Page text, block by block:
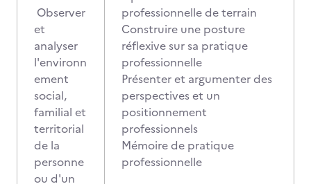
Observer
et
analyser
l'environn
ement
social,
familial et
territorial
de la
personne
ou d'un
professionnelle de terrain
Construire une posture
réflexive sur sa pratique
professionnelle
Présenter et argumenter des
perspectives et un
positionnement
professionnels
Mémoire de pratique
professionnelle